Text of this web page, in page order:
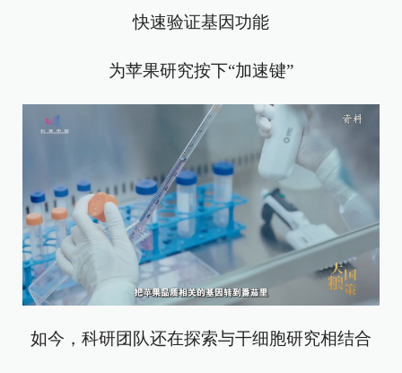
快速验证基因功能
为苹果研究按下“加速键”
如今，科研团队还在探索与干细胞研究相结合